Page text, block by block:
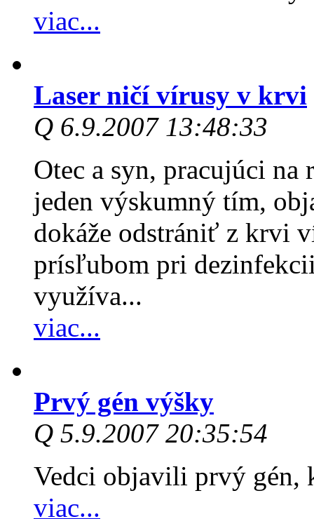
viac...
Laser ničí vírusy v krvi
Q 6.9.2007 13:48:33
Otec a syn, pracujúci na
jeden výskumný tím,
dokáže odstrániť z krvi
prísľubom pri
využíva...
viac...
Prvý gén výšky
Q 5.9.2007 20:35:54
Vedci objavili prvý gén,
viac...